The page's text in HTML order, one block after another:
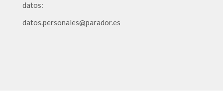
datos:
datos.personales@parador.es